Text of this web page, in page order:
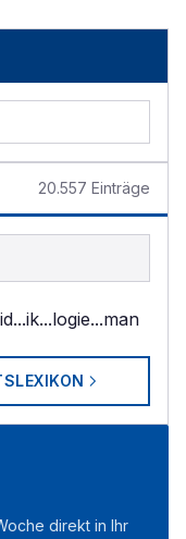
20.557 Einträge
...ik...logie...man
direkt in Ihr